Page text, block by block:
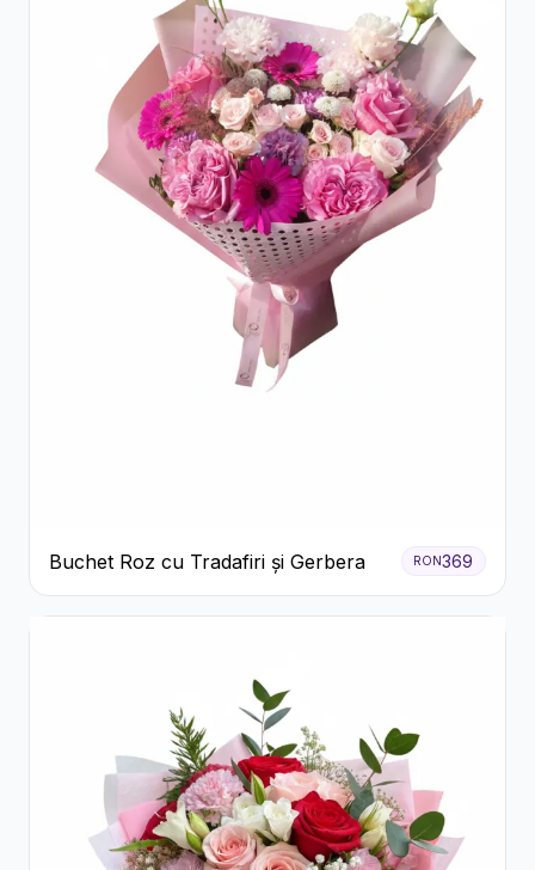
Buchet Roz cu Tradafiri și Gerbera RON369